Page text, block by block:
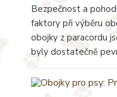
Bezpečnost a
faktory při výběru
obojky z paracordu
byly dostatečně